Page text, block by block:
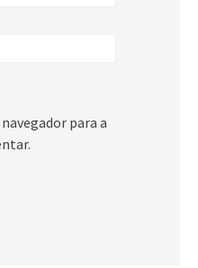
para a